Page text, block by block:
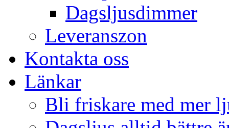
Dagsljusdimmer
Leveranszon
Kontakta oss
Länkar
Bli friskare med mer